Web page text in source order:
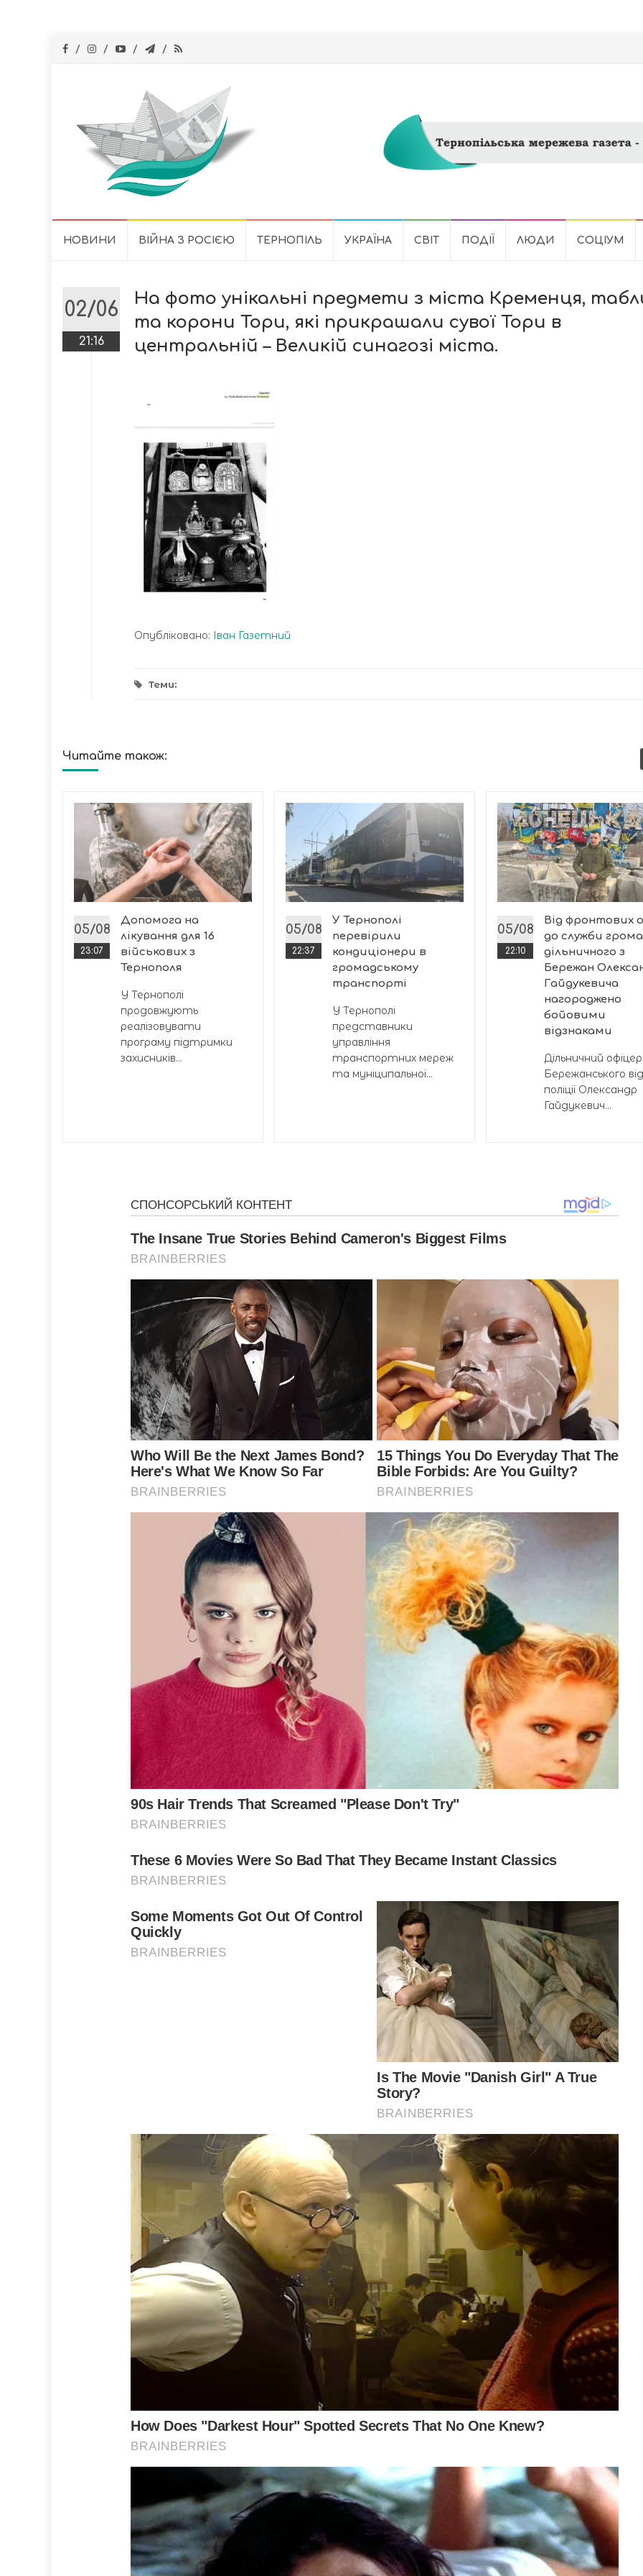
НОВИНИ ВІЙНА З РОСІЄЮ ТЕРНОПІЛЬ УКРАЇНА СВІТ ПОДІЇ ЛЮДИ СОЦІУМ
02/06
21:16
На фото унікальні предмети з міста Кременця,
та корони Тори, які прикрашали сувої Тори в
центральній – Великій синагозі міста.
Опубліковано: Іван Газетний
Теми:
Читайте також:
05/08
23:07
Допомога на
лікування для 16
військових з
Тернополя
У Тернополі
продовжують
реалізовувати
програму підтримки
захисників...
05/08
22:37
У Тернополі
перевірили
кондиціонери в
громадському
транспорті
У Тернополі
представники
управління
транспортних мереж
та муніципальної...
05/08
22:10
Від фронтових
до служби
дільничного з
Бережан
Гайдукевича
нагороджено
бойовими
відзнаками
Дільничний офіцер
Бережанського
поліції Олександр
Гайдукевич...